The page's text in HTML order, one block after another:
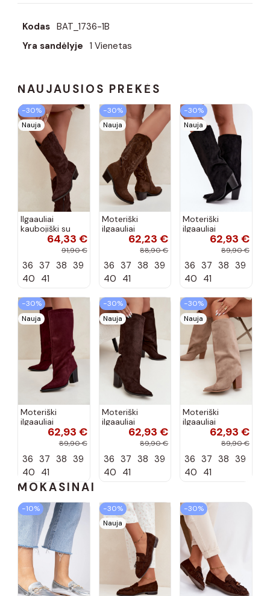
Kodas BAT_1736-1B
Yra sandėlyje 1 Vienetas
NAUJAUSIOS PREKĖS
−30%
Nauja
Ilgaauliai
kaubojiški su
kulniukais64,33 €
91,90 €
36 37 38 39
40 41
−30%
Nauja
Moteriški
ilgaauliai
kaubojiški su
spalvos Betina
62,23 €
88,90 €
36 37 38 39
40 41
−30%
Nauja
Moteriški
ilgaauliai
įsispiriami su
kulniukais iš
zomšos juodos
spalvos Carmina
62,93 €
89,90 €
36 37 38 39
40 41
−30%
Nauja
Moteriški
ilgaauliai
įsispiriami su
kulniukais iš
zomšos bordo
spalvos Carmina
62,93 €
89,90 €
36 37 38 39
40 41
−30%
Nauja
Moteriški
ilgaauliai
įsispiriami su
kulniukais iš
zomšos
šokolado
62,93 €
89,90 €
36 37 38 39
40 41
−30%
Nauja
Moteriški
ilgaauliai
įsispiriami su
kulniukais iš
zomšos smėlio
spalvos Carmina
62,93 €
89,90 €
36 37 38 39
40 41
MOKASINAI
−10%
−30%
Nauja
−30%